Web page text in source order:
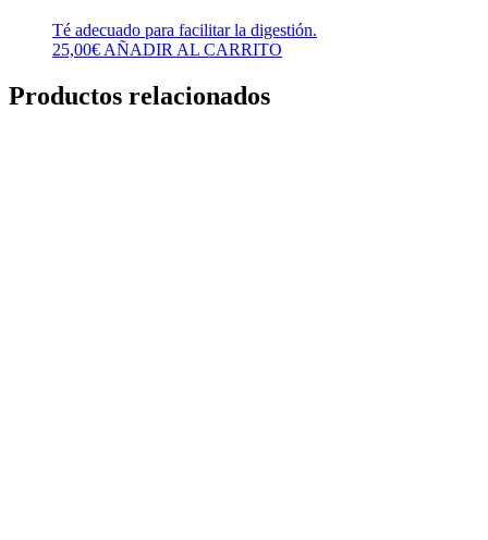
Té adecuado para facilitar la digestión.
25,00€ AÑADIR AL CARRITO
Productos relacionados